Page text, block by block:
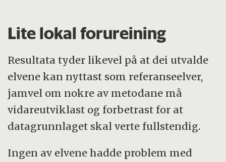
Lite lokal forureining
Resultata tyder likevel på at dei utvalde
elvene kan nyttast som referanseelver,
jamvel om nokre av metodane må
vidareutviklast og forbetrast for at
datagrunnlaget skal verte fullstendig.
Ingen av elvene hadde problem med